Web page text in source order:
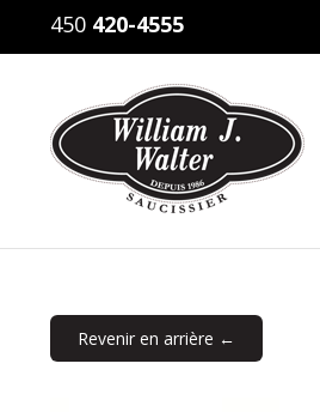
450 420-4555
Revenir en arrière ←